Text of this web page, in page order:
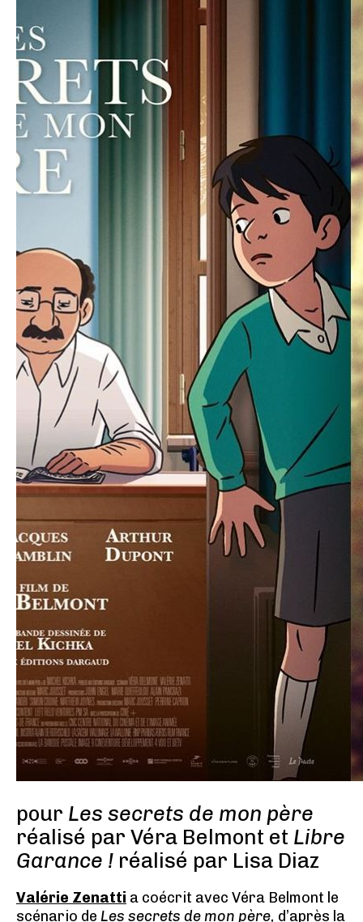
pour Les secrets de mon père
réalisé par Véra Belmont et Libre
Garance ! réalisé par Lisa Diaz
Valérie Zenatti a coécrit avec Véra Belmont le
scénario de Les secrets de mon père, d’après la